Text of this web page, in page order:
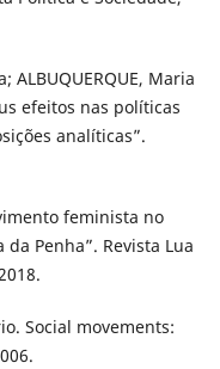
ALBUQUERQUE, Maria
efeitos nas políticas
analíticas”.
feminista no
Penha”. Revista Lua
Social movements: